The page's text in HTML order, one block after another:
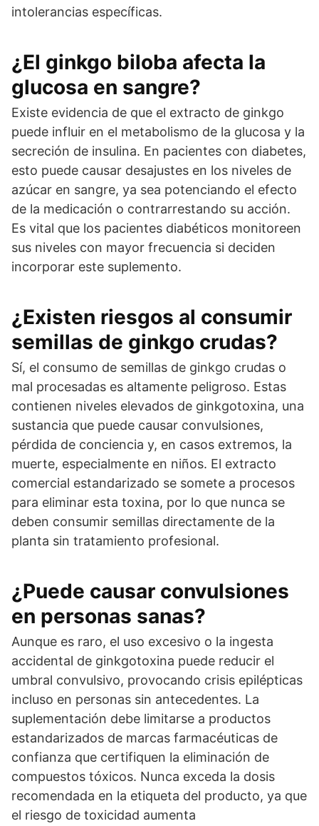
intolerancias específicas.
¿El ginkgo biloba afecta la
glucosa en sangre?
Existe evidencia de que el extracto de ginkgo
puede influir en el metabolismo de la glucosa y la
secreción de insulina. En pacientes con diabetes,
esto puede causar desajustes en los niveles de
azúcar en sangre, ya sea potenciando el efecto
de la medicación o contrarrestando su acción.
Es vital que los pacientes diabéticos monitoreen
sus niveles con mayor frecuencia si deciden
incorporar este suplemento.
¿Existen riesgos al consumir
semillas de ginkgo crudas?
Sí, el consumo de semillas de ginkgo crudas o
mal procesadas es altamente peligroso. Estas
contienen niveles elevados de ginkgotoxina, una
sustancia que puede causar convulsiones,
pérdida de conciencia y, en casos extremos, la
muerte, especialmente en niños. El extracto
comercial estandarizado se somete a procesos
para eliminar esta toxina, por lo que nunca se
deben consumir semillas directamente de la
planta sin tratamiento profesional.
¿Puede causar convulsiones
en personas sanas?
Aunque es raro, el uso excesivo o la ingesta
accidental de ginkgotoxina puede reducir el
umbral convulsivo, provocando crisis epilépticas
incluso en personas sin antecedentes. La
suplementación debe limitarse a productos
estandarizados de marcas farmacéuticas de
confianza que certifiquen la eliminación de
compuestos tóxicos. Nunca exceda la dosis
recomendada en la etiqueta del producto, ya que
el riesgo de toxicidad aumenta